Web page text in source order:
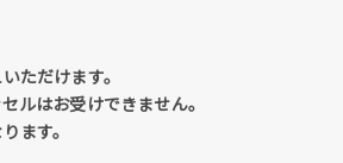
ただけます。
ルはお受けできません。
ます。